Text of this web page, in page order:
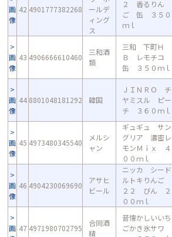
画
像
42 4901777382268
ールデ
ィング
ス
２ 香るりん
ご 缶 ３５０
ｍｌ
画
像
43 4906666610460
三和酒
類
三和 下町Ｈ
Ｂ レモチコ
缶 ３５０ｍｌ
画
像
44 8801048181292 韓国
ＪＩＮＲＯ チ
ヤミスル ピー
チ ３６０ｍｌ
画
像
45 4973480345540
メルシ
ャン
ギュギュ サン
グリア 濃密レ
モンＭｉｘ ４
００ｍｌ
画
像
46 4904230069690
アサヒ
ビール
ニッカ シード
ルトキりんご
２２ びん ２
００ｍｌ
画 47 4971980702795
合同酒
精
昔懐かしいいち
ごかき氷サワ